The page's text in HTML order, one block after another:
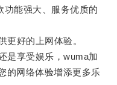
能强大、服务优质的
好的上网体验。
享受娱乐，wuma加
的网络体验增添更多乐